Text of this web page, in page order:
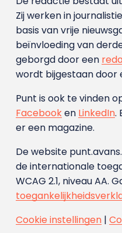
Zij werken in
basis van vrije
beïnvloeding van
geborgd door een
wordt bijgestaan door
Punt is ook te vinden
Facebooken LinkedIn.
er een magazine.
De website
de internationale
WCAG 2.1, niveau AA.
Cookie instellingen|